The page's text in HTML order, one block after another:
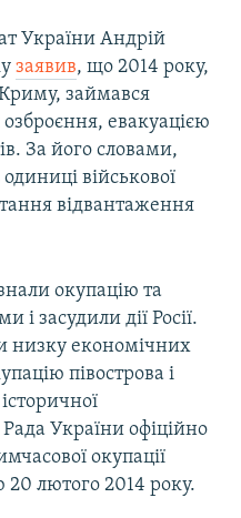
України Андрій
заявив, що 2014 року,
Криму, займався
евакуацією
За його словами,
військової
відвантаження
окупацію та
засудили дії Росії.
низку економічних
півострова і
України офіційно
окупації
20 лютого 2014 року.